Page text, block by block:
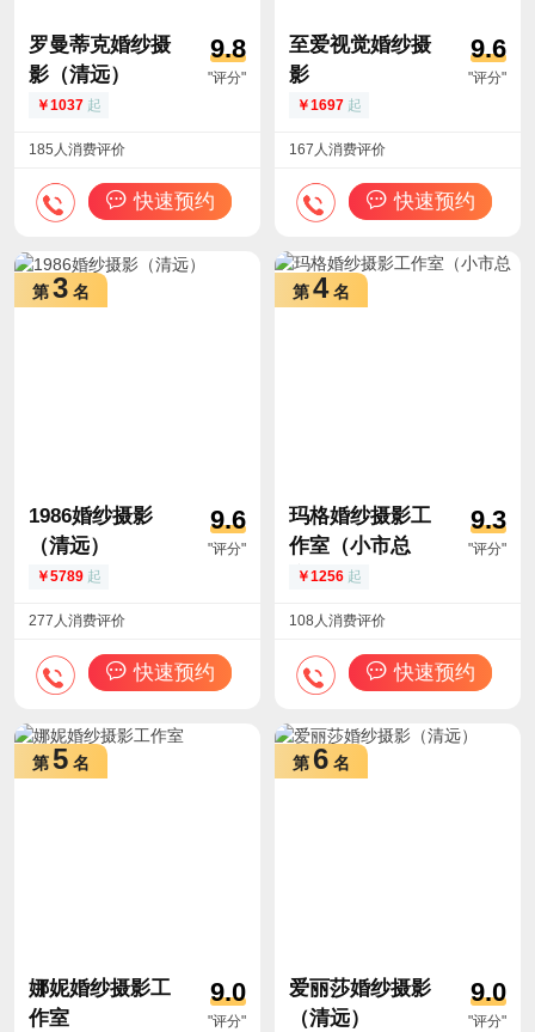
罗曼蒂克婚纱摄
影（清远）
9.8
"评分"
1037 起
185人消费评价
快速预约
至爱视觉婚纱摄
影
9.6
"评分"
1697 起
167人消费评价
快速预约
第 3 名
1986婚纱摄影
（清远）
9.6
"评分"
5789 起
277人消费评价
快速预约
第 4 名
玛格婚纱摄影工
作室（小市总
店）
9.3
"评分"
1256 起
108人消费评价
快速预约
第 5 名
娜妮婚纱摄影工
作室
9.0
"评分"
第 6 名
爱丽莎婚纱摄影
（清远）
9.0
"评分"